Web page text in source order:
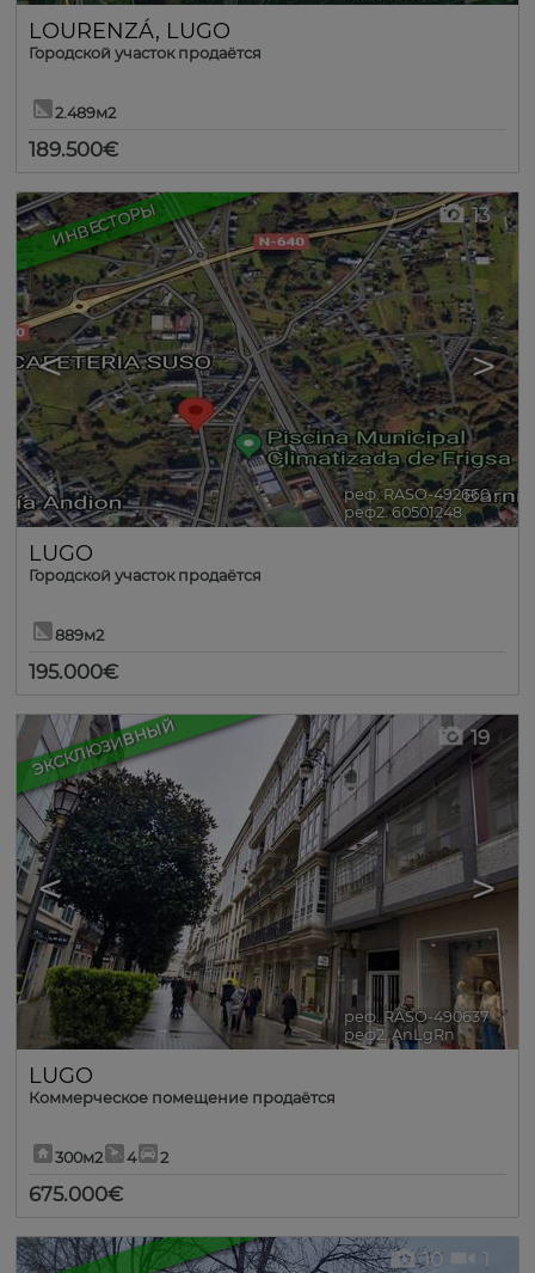
LOURENZÁ, LUGO
Городской участок продаётся
2.489м2
189.500€
ИНВЕСТОРЫ
< >
13
реф. RASO-492660 🔗
реф2. 60501248
LUGO
Городской участок продаётся
889м2
195.000€
ЭКСКЛЮЗИВНЫЙ
< >
19
реф. RASO-490637 🔗
реф2. AnLgRn
LUGO
Коммерческое помещение продаётся
300м2 4 2
675.000€
10 1